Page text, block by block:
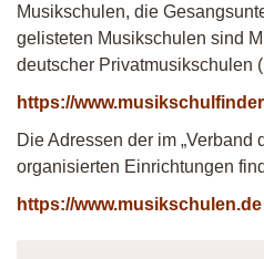
Musikschulen, die
gelisteten Musikschulen sind
deutscher Privatmusikschulen
https://
Die Adressen der im „Verband
organisierten Einrichtungen
https://www.musikschulen.de